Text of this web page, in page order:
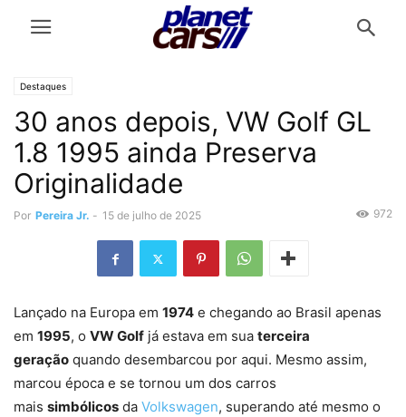
Destaques
30 anos depois, VW Golf GL
1.8 1995 ainda Preserva
Originalidade
Por Pereira Jr. - 15 de julho de 2025 972
Lançado na Europa em 1974 e chegando ao Brasil apenas
em 1995, o VW Golf já estava em sua terceira
geração quando desembarcou por aqui. Mesmo assim,
marcou época e se tornou um dos carros
mais simbólicos da Volkswagen, superando até mesmo o